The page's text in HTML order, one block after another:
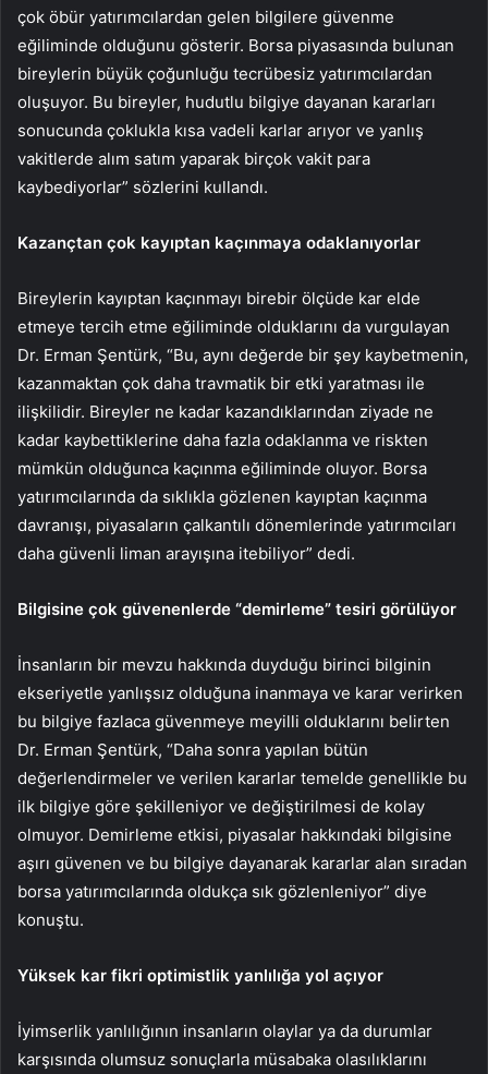
çok öbür yatırımcılardan gelen bilgilere güvenme
eğiliminde olduğunu gösterir. Borsa piyasasında bulunan
bireylerin büyük çoğunluğu tecrübesiz yatırımcılardan
oluşuyor. Bu bireyler, hudutlu bilgiye dayanan kararları
sonucunda çoklukla kısa vadeli karlar arıyor ve yanlış
vakitlerde alım satım yaparak birçok vakit para
kaybediyorlar” sözlerini kullandı.
Kazançtan çok kayıptan kaçınmaya odaklanıyorlar
Bireylerin kayıptan kaçınmayı birebir ölçüde kar elde
etmeye tercih etme eğiliminde olduklarını da vurgulayan
Dr. Erman Şentürk, “Bu, aynı değerde bir şey kaybetmenin,
kazanmaktan çok daha travmatik bir etki yaratması ile
ilişkilidir. Bireyler ne kadar kazandıklarından ziyade ne
kadar kaybettiklerine daha fazla odaklanma ve riskten
mümkün olduğunca kaçınma eğiliminde oluyor. Borsa
yatırımcılarında da sıklıkla gözlenen kayıptan kaçınma
davranışı, piyasaların çalkantılı dönemlerinde yatırımcıları
daha güvenli liman arayışına itebiliyor” dedi.
Bilgisine çok güvenenlerde “demirleme” tesiri görülüyor
İnsanların bir mevzu hakkında duyduğu birinci bilginin
ekseriyetle yanlışsız olduğuna inanmaya ve karar verirken
bu bilgiye fazlaca güvenmeye meyilli olduklarını belirten
Dr. Erman Şentürk, “Daha sonra yapılan bütün
değerlendirmeler ve verilen kararlar temelde genellikle bu
ilk bilgiye göre şekilleniyor ve değiştirilmesi de kolay
olmuyor. Demirleme etkisi, piyasalar hakkındaki bilgisine
aşırı güvenen ve bu bilgiye dayanarak kararlar alan sıradan
borsa yatırımcılarında oldukça sık gözlenleniyor” diye
konuştu.
Yüksek kar fikri optimistlik yanlılığa yol açıyor
İyimserlik yanlılığının insanların olaylar ya da durumlar
karşısında olumsuz sonuçlarla müsabaka olasılıklarını